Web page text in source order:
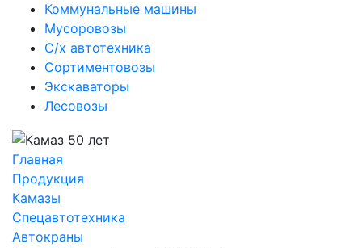
Коммунальные машины
Мусоровозы
С/х автотехника
Сортиментовозы
Экскаваторы
Лесовозы
Предыдущий
Следующий
Главная
Продукция
Камазы
Спецавтотехника
Автокраны